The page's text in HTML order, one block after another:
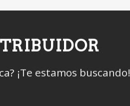
¡Te estamos buscando!